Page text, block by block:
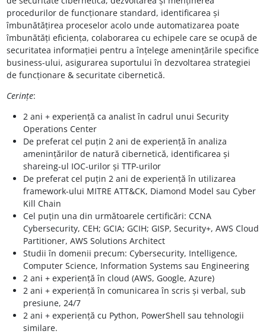
procedurilor de funcționare standard, identificarea și
îmbunătățirea proceselor acolo unde automatizarea poate
îmbunătăți eficiența, colaborarea cu echipele care se ocupă de
securitatea informației pentru a înțelege amenințările specifice
business-ului, asigurarea suportului în dezvoltarea strategiei
de funcționare & securitate cibernetică.
Cerințe:
2 ani + experiență ca analist în cadrul unui Security
Operations Center
De preferat cel puțin 2 ani de experiență în analiza
amenințărilor de natură cibernetică, identificarea și
shareing-ul IOC-urilor și TTP-urilor
De preferat cel puțin 2 ani de experiență în utilizarea
framework-ului MITRE ATT&CK, Diamond Model sau Cyber
Kill Chain
Cel puțin una din următoarele certificări: CCNA
Cybersecurity, CEH; GCIA; GCIH; GISP, Security+, AWS Cloud
Partitioner, AWS Solutions Architect
Studii în domenii precum: Cybersecurity, Intelligence,
Computer Science, Information Systems sau Engineering
2 ani + experiență în cloud (AWS, Google, Azure)
2 ani + experiență în comunicarea în scris și verbal, sub
presiune, 24/7
2 ani + experiență cu Python, PowerShell sau tehnologii
similare.